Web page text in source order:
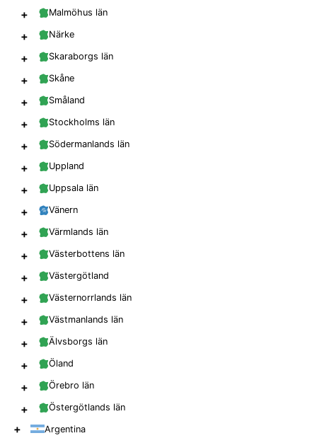
+ Malmöhus län
+ Närke
+ Skaraborgs län
+ Skåne
+ Småland
+ Stockholms län
+ Södermanlands län
+ Uppland
+ Uppsala län
+ Vänern
+ Värmlands län
+ Västerbottens län
+ Västergötland
+ Västernorrlands län
+ Västmanlands län
+ Älvsborgs län
+ Öland
+ Örebro län
+ Östergötlands län
+ Argentina